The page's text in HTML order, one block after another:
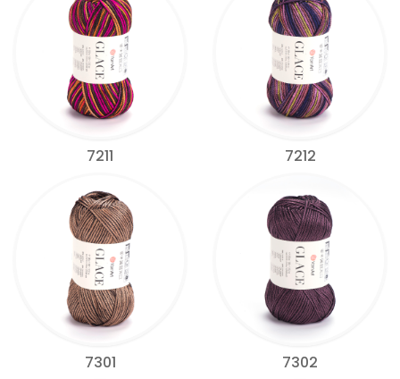
7211 7212
7301 7302